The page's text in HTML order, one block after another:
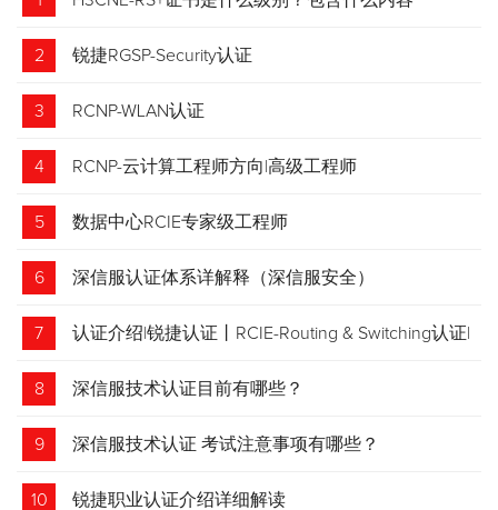
2 锐捷RGSP-Security认证
3 RCNP-WLAN认证
4 RCNP-云计算工程师方向|高级工程师
5 数据中心RCIE专家级工程师
6 深信服认证体系详解释（深信服安全）
7 认证介绍|锐捷认证丨RCIE-Routing & Switching认证|
专家级网络工程师
8 深信服技术认证目前有哪些？
9 深信服技术认证 考试注意事项有哪些？
10 锐捷职业认证介绍详细解读